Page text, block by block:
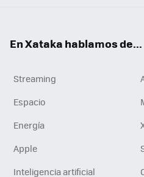
En Xataka hablamos de...
Streaming
Espacio
Energía
Apple
Inteligencia artificial